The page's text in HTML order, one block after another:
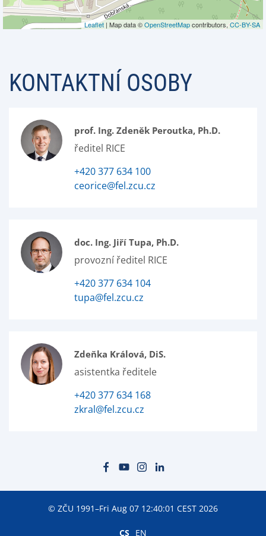
Leaflet | Map data ©OpenStreetMapcontributors,CC-BY-SA
KONTAKTNÍ OSOBY
prof. Ing. Zdeněk Peroutka, Ph.D.
ředitel RICE
+420 377 634 100
ceorice@fel.zcu.cz
doc. Ing. Jiří Tupa, Ph.D.
provozní ředitel RICE
+420 377 634 104
tupa@fel.zcu.cz
Zdeňka Králová, DiS.
asistentka ředitele
+420 377 634 168
zkral@fel.zcu.cz
© ZČU 1991–Fri Aug 07 12:40:01 CEST 2026
CS EN